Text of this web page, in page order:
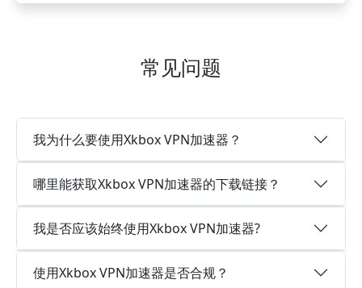
常见问题
我为什么要使用Xkbox VPN加速器？
哪里能获取Xkbox VPN加速器的下载链接？
我是否应该始终使用Xkbox VPN加速器?
使用Xkbox VPN加速器是否合规？